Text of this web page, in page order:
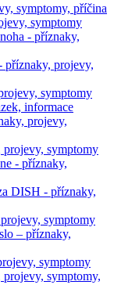
symptomy, příčina
symptomy
- příznaky,
projevy,
symptomy
informace
projevy,
projevy, symptomy
- příznaky,
DISH - příznaky,
symptomy
– příznaky,
symptomy
symptomy,